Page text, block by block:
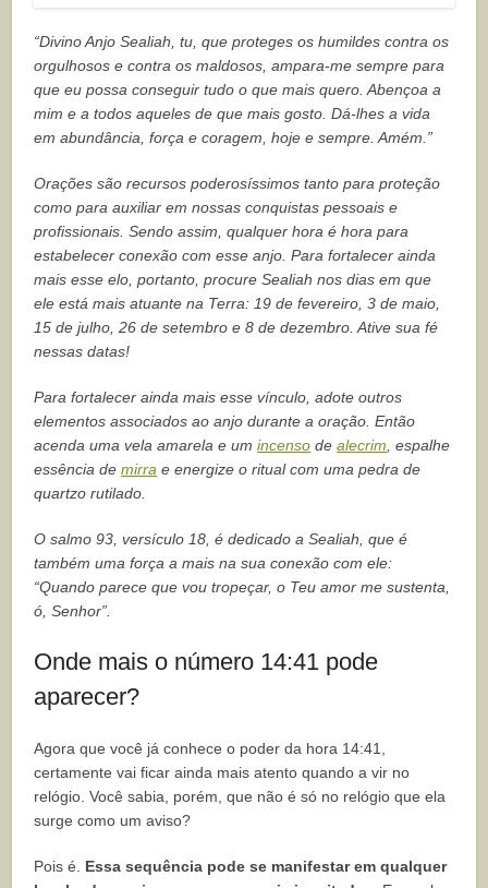
“Divino Anjo Sealiah, tu, que proteges os humildes contra os
orgulhosos e contra os maldosos, ampara-me sempre para
que eu possa conseguir tudo o que mais quero. Abençoa a
mim e a todos aqueles de que mais gosto. Dá-lhes a vida
em abundância, força e coragem, hoje e sempre. Amém.”
Orações são recursos poderosíssimos tanto para proteção
como para auxiliar em nossas conquistas pessoais e
profissionais. Sendo assim, qualquer hora é hora para
estabelecer conexão com esse anjo. Para fortalecer ainda
mais esse elo, portanto, procure Sealiah nos dias em que
ele está mais atuante na Terra: 19 de fevereiro, 3 de maio,
15 de julho, 26 de setembro e 8 de dezembro. Ative sua fé
nessas datas!
Para fortalecer ainda mais esse vínculo, adote outros
elementos associados ao anjo durante a oração. Então
acenda uma vela amarela e umincenso dealecrim , espalhe
essência demirra e energize o ritual com uma pedra de
quartzo rutilado.
O salmo 93, versículo 18, é dedicado a Sealiah, que é
também uma força a mais na sua conexão com ele:
“Quando parece que vou tropeçar, o Teu amor me sustenta,
ó, Senhor”.
Onde mais o número 14:41 pode
aparecer?
Agora que você já conhece o poder da hora 14:41,
certamente vai ficar ainda mais atento quando a vir no
relógio. Você sabia, porém, que não é só no relógio que ela
surge como um aviso?
Pois é. Essa sequência pode se manifestar em qualquer